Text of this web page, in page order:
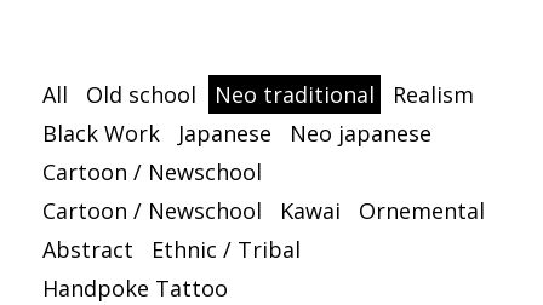
All Old school Neo traditional
Realism
Black Work
Japanese
Neo japanese
Cartoon / Newschool
Cartoon / Newschool
Kawai
Ornemental
Abstract
Ethnic / Tribal
Handpoke Tattoo